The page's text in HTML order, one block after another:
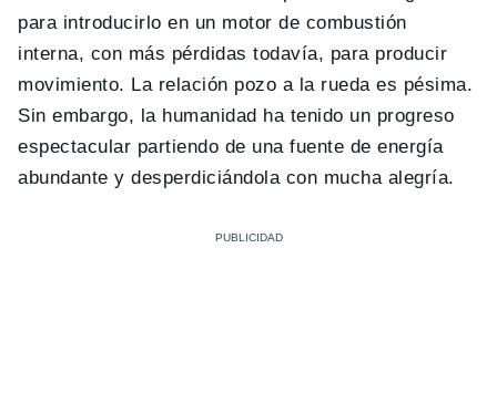
para introducirlo en un motor de combustión
interna, con más pérdidas todavía, para producir
movimiento. La relación pozo a la rueda es pésima.
Sin embargo, la humanidad ha tenido un progreso
espectacular partiendo de una fuente de energía
abundante y desperdiciándola con mucha alegría.